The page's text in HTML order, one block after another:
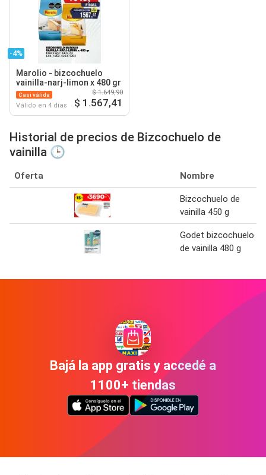
-4%
Marolio - bizcochuelo
vainilla-narj-limon x 480 gr
Casi válida
Válido en 4 días
$ 1.649,90
$ 1.567,41
Historial de precios de Bizcochuelo de
vainilla 🕒
Oferta Nombre
Bizcochuelo de
vainilla 450 g
Godet bizcochuelo
de vainilla 480 g
Bajá la app gratis y accedé a
1100+ tiendas